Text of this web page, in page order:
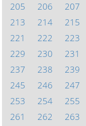
205
206 207
213
214 215
221
222 223
229
230 231
237
238 239
245
246 247
253
254 255
261
262 263